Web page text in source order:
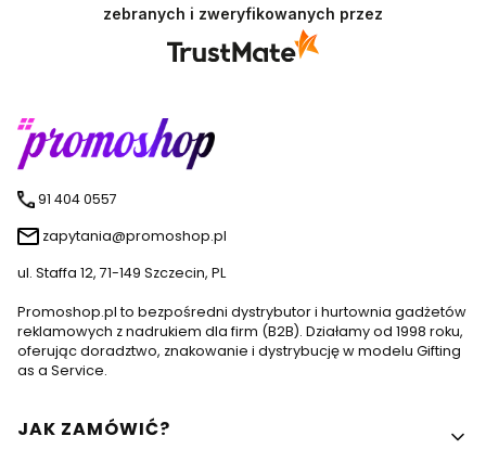
zebranych i zweryfikowanych przez
91 404 0557
zapytania@promoshop.pl
ul. Staffa 12, 71-149 Szczecin, PL
Promoshop.pl to bezpośredni dystrybutor i hurtownia gadżetów
reklamowych z nadrukiem dla firm (B2B). Działamy od 1998 roku,
oferując doradztwo, znakowanie i dystrybucję w modelu Gifting
as a Service.
Linki w stopce
JAK ZAMÓWIĆ?